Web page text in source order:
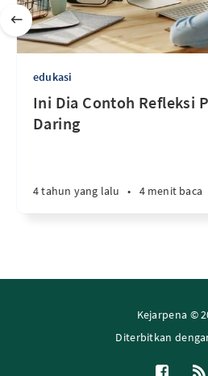
edukasi
Ini Dia Contoh Refleksi
Daring
4 tahun yang lalu • 4 menit baca
Kejarpena ©
Diterbitkan